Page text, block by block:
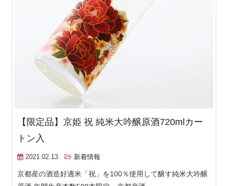
【限定品】京姫 祝 純米大吟醸原酒720mlカー
トン入
2021.02.13 新着情報
京都産の酒造好適米「祝」を100％使用して醸す純米大吟醸